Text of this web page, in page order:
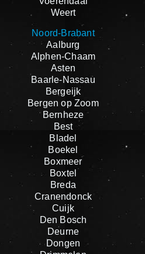
Weert
Noord-Brabant
Aalburg
Alphen-Chaam
Asten
Baarle-Nassau
Bergeijk
Bergen op Zoom
Bernheze
Best
Bladel
Boekel
Boxmeer
Boxtel
Breda
Cranendonck
Cuijk
Den Bosch
Deurne
Dongen